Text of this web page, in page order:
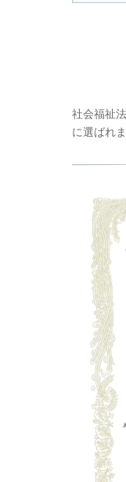
社会福祉
に選ばれ